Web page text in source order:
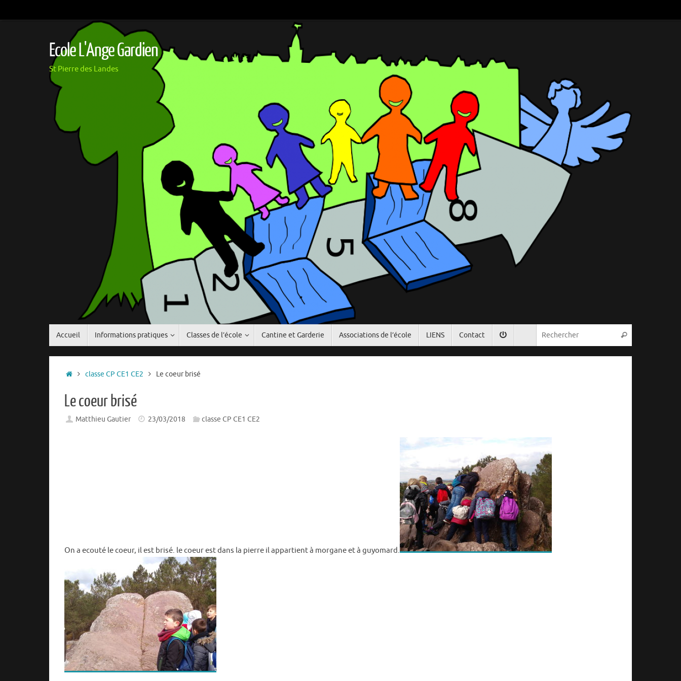
au
Ecole L'Ange Gardien
St Pierre des Landes
Accueil Informations pratiques Classes de l’école Cantine et Garderie Associations de l’école LIENS Contact Rechercher
Accueil
classe CP CE1 CE2 Le coeur brisé
Le coeur brisé
Matthieu Gautier 23/03/2018 classe CP CE1 CE2
On a ecouté le coeur, il est brisé. le coeur est dans la pierre il appartient à morgane et à guyomard.